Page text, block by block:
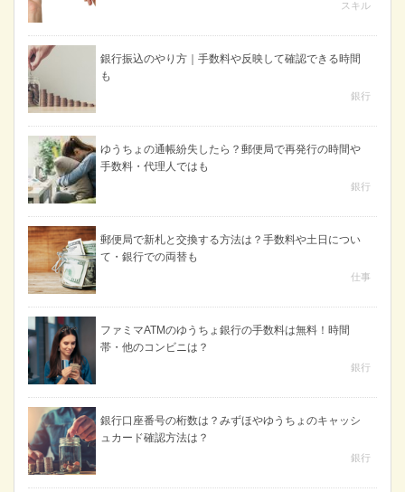
スキル
銀行振込のやり方｜手数料や反映して確認できる時間
も
銀行
ゆうちょの通帳紛失したら？郵便局で再発行の時間や
手数料・代理人ではも
銀行
郵便局で新札と交換する方法は？手数料や土日につい
て・銀行での両替も
仕事
ファミマATMのゆうちょ銀行の手数料は無料！時間
帯・他のコンビニは？
銀行
銀行口座番号の桁数は？みずほやゆうちょのキャッシ
ュカード確認方法は？
銀行